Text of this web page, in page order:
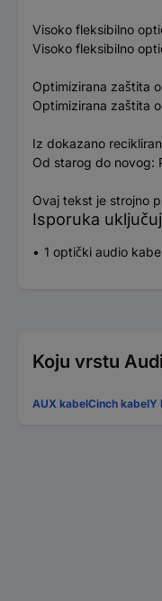
Visoko fleksibilno
Visoko fleksibilno
Optimizirana zaštita
Optimizirana zaštita
Iz dokazano
Od starog do novog:
Ovaj tekst je strojno
Isporuka
1 optički audio
Koju vrstu
AUX kabelCinch kabelY